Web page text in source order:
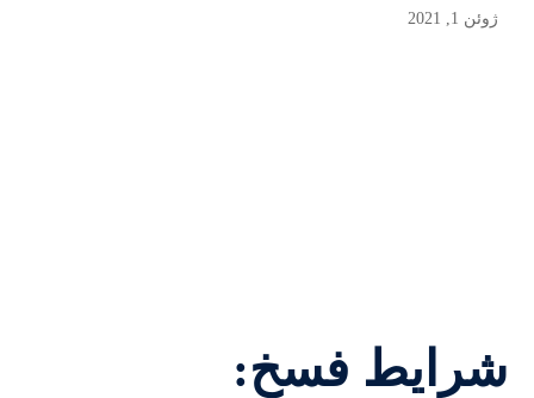
ژوئن 1, 2021
شرایط فسخ: